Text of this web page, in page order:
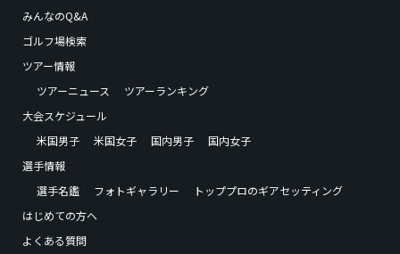
みんなのQ&A
ゴルフ場検索
ツアー情報
ツアーニュース
ツアーランキング
大会スケジュール
米国男子
米国女子 国内男子
国内女子
選手情報
選手名鑑
フォトギャラリー
トッププロのギアセッティング
はじめての方へ
よくある質問